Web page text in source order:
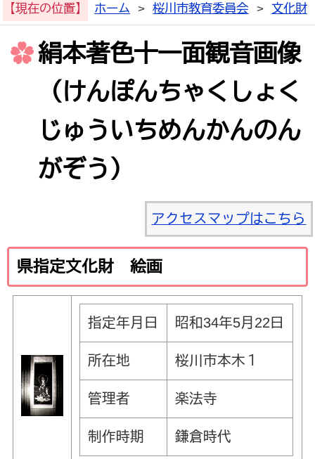
【現在の位置】 ホーム > 桜川市教育委員会 > 文化財
絹本著色十一面観音画像
（けんぽんちゃくしょく
じゅういちめんかんのん
がぞう）
アクセスマップはこちら
県指定文化財 絵画
指定年月日 昭和34年5月22日
所在地 桜川市本木１
管理者 楽法寺
制作時期 鎌倉時代